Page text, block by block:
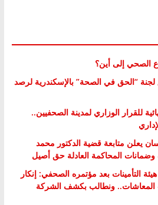
الصحي إلى أين؟
“الحق في الصحة” بالإسكندرية لرصد
للقرار الوزاري لمدينة الصحفيين..
يعلن متابعة قضية الدكتور محمد
وضمانات المحاكمة العادلة حق أصيل
التأمينات بعد مؤتمره الصحفي: إنكار
المعاشات.. ونطالب بكشف الشركة